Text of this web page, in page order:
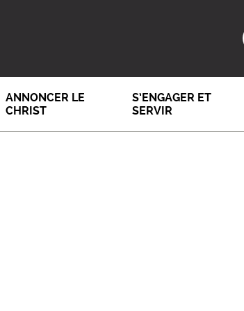
ANNONCER LE
CHRIST
S’ENGAGER ET
SERVIR